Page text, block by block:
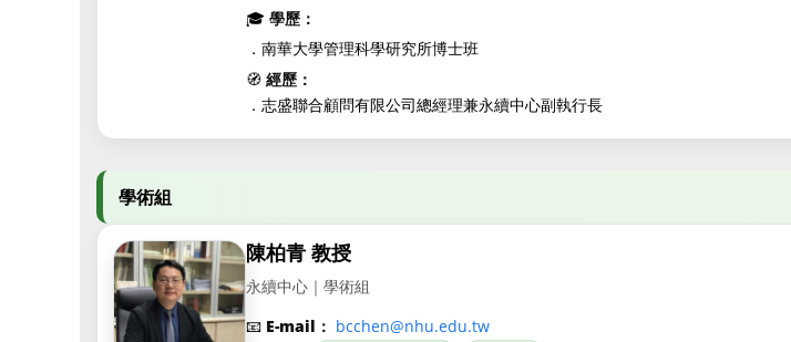
🎓學歷：
．南華大學管理科學研究所博士班
🧭經歷：
．志盛聯合顧問有限公司總經理兼永續中心副執行長
學術組
陳柏青 教授
永續中心｜學術組
📧 E-mail： bcchen@nhu.edu.tw